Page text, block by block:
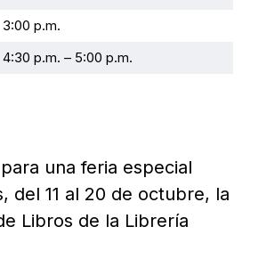
3:00 p.m.
4:30 p.m. – 5:00 p.m.
una feria especial
del 11 al 20 de octubre, la
Libros de la Librería